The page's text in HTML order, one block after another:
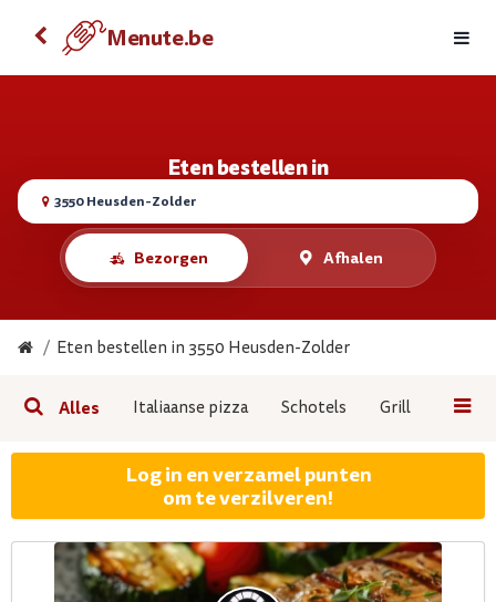
Eten bestellen met je Android
Menute.be
Menute.be
Eten bestellen in
3550 Heusden-Zolder
Bezorgen Afhalen
Eten bestellen in 3550 Heusden-Zolder
Alles Italiaanse pizza Schotels Grill
Log in en verzamel punten
om te verzilveren!